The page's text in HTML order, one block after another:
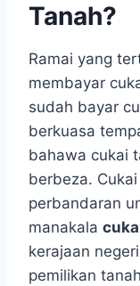
Tanah?
Ramai yang
membayar
sudah bayar
berkuasa
bahawa cukai
berbeza.
perbandaran
manakala
kerajaan
pemilikan